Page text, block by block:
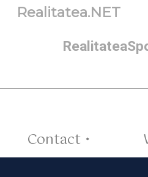
Realitatea.NET
Contact •